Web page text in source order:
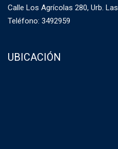
Calle Los Agrícolas 280, Urb.
Teléfono: 3492959
UBICACIÓN